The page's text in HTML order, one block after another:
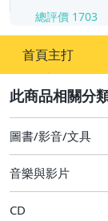
總評價 1703
首頁主打
其它
圖書/影音/文具
音樂與影片
CD